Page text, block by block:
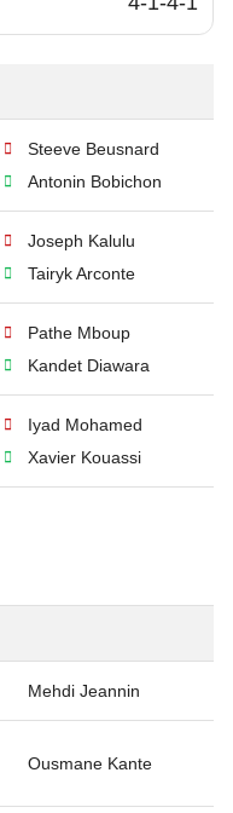
Steeve Beusnard
Antonin Bobichon
Joseph Kalulu
Tairyk Arconte
Pathe Mboup
Kandet Diawara
Iyad Mohamed
Xavier Kouassi
Mehdi Jeannin
Ousmane Kante